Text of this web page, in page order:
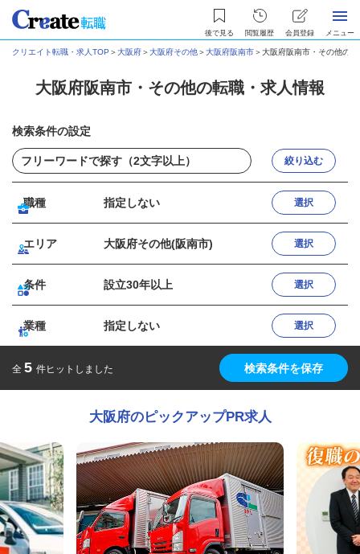
後で見る 閲覧履歴 会員登録 メニュー
クリエイト転職・求人TOP ＞大阪府＞大阪府その他＞大阪府阪南市＞大阪府阪南市・その他の
大阪府阪南市・その他の転職・求人情報
検索条件の設定
絞り込む
職種 指定しない 選択
エリア 大阪府その他(阪南市) 選択
条件 設立30年以上 選択
業種 指定しない 選択
全 5 件ヒットしました 検索条件を保存
大阪府のピックアップPR求人